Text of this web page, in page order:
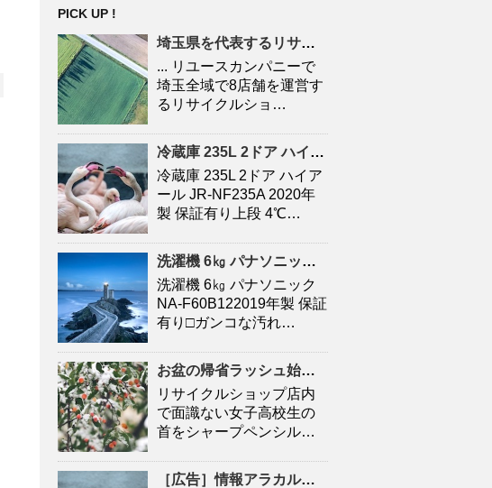
PICK UP !
埼玉県を代表する リサイクルショップ
... リユースカンパニーで
埼玉全域で8店舗を運営す
るリサイクルショ…
冷蔵庫 235L 2ドア ハイアール JR-NF235A |
冷蔵庫 235L 2ドア ハイア
ール JR-NF235A 2020年
製 保証有り上段 4℃…
洗濯機 6㎏ パナソニック NA-F60B12 |
洗濯機 6㎏ パナソニック
NA-F60B122019年製 保証
有り□ガンコな汚れ…
お盆の帰省ラッシュ始まる「親とまったり」「新鮮な魚をたくさん食べたい」新千歳空港の到着便 …
リサイクルショップ店内
で面識ない女子高校生の
首をシャープペンシル…
［広告］情報アラカルト・登別「夏の生活家電、特価 ひまわりお手伝館 – 47NEWS